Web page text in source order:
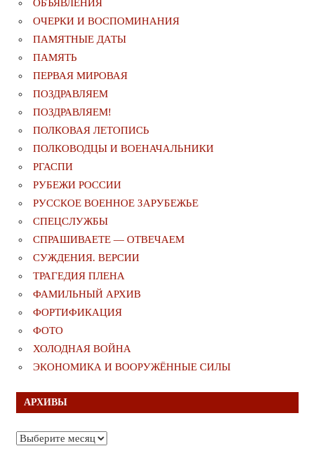
ОБЪЯВЛЕНИЯ
ОЧЕРКИ И ВОСПОМИНАНИЯ
ПАМЯТНЫЕ ДАТЫ
ПАМЯТЬ
ПЕРВАЯ МИРОВАЯ
ПОЗДРАВЛЯЕМ
ПОЗДРАВЛЯЕМ!
ПОЛКОВАЯ ЛЕТОПИСЬ
ПОЛКОВОДЦЫ И ВОЕНАЧАЛЬНИКИ
РГАСПИ
РУБЕЖИ РОССИИ
РУССКОЕ ВОЕННОЕ ЗАРУБЕЖЬЕ
СПЕЦСЛУЖБЫ
СПРАШИВАЕТЕ — ОТВЕЧАЕМ
СУЖДЕНИЯ. ВЕРСИИ
ТРАГЕДИЯ ПЛЕНА
ФАМИЛЬНЫЙ АРХИВ
ФОРТИФИКАЦИЯ
ФОТО
ХОЛОДНАЯ ВОЙНА
ЭКОНОМИКА И ВООРУЖЁННЫЕ СИЛЫ
АРХИВЫ
Архивы